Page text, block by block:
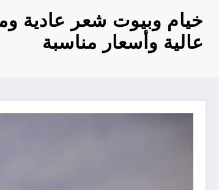
خيام وبيوت شعر عادية
عالية وأسعار مناسبة